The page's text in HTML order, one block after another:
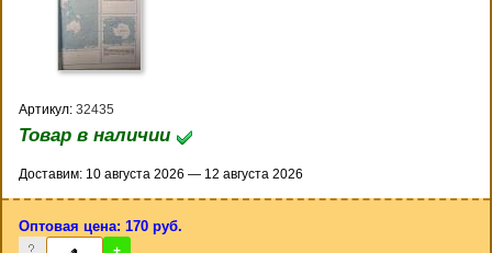
Артикул: 32435
Товар в наличии
Доставим: 10 августа 2026 — 12 августа 2026
Оптовая цена: 170 руб.